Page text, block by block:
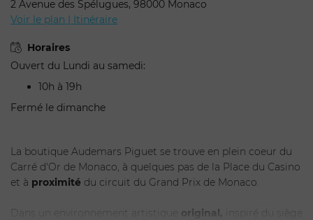
2 Avenue des Spélugues, 98000 Monaco
Voir le plan | Itinéraire
Horaires
Ouvert du Lundi au samedi:
10h à 19h
Fermé le dimanche
La boutique Audemars Piguet se trouve en plein coeur du
Carré d'Or de Monaco, à quelques pas de la Place du Casino
et à proximité du circuit du Grand Prix de Monaco.
Dans un environnement artistique original,
ENVOYER